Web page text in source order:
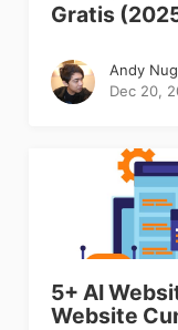
Gratis
Andy
Dec 20,
5+ AI
Website